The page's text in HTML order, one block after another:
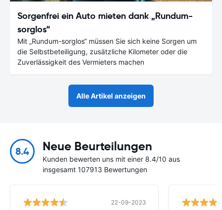
Sorgenfrei ein Auto mieten dank „Rundum-
sorglos“
Mit „Rundum-sorglos“ müssen Sie sich keine Sorgen um
die Selbstbeteiligung, zusätzliche Kilometer oder die
Zuverlässigkeit des Vermieters machen
Alle Artikel anzeigen
8.4 Neue Beurteilungen
Kunden bewerten uns mit einer 8.4/10 aus
insgesamt 107913 Bewertungen
22-09-2023